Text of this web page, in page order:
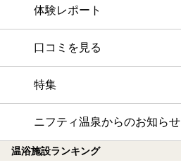
体験レポート
口コミを見る
特集
ニフティ温泉からのお知らせ
温浴施設ランキング